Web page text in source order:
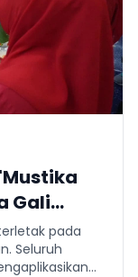
Gali
Lewatpada
Seluruh